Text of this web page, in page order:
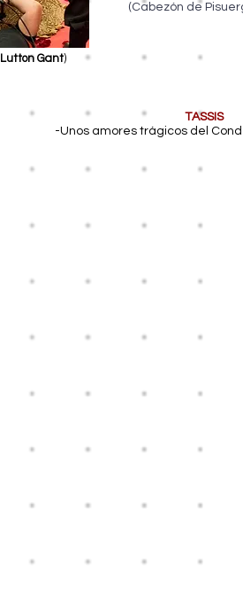
(Cabezón de
Lutton Gant)
TASSIS
-Unos amores trágicos del